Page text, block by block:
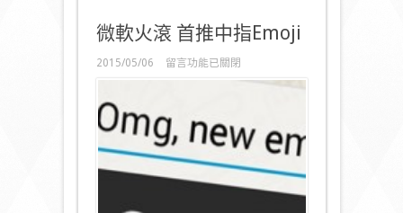
微軟火滾 首推中指Emoji
2015/05/06
在
滾
首
推
留言功能已關閉